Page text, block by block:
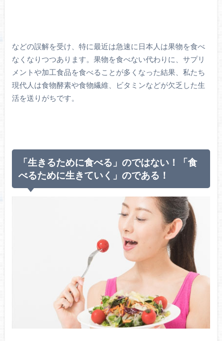
などの誤解を受け、特に最近は急速に日本人は果物を食べ
なくなりつつあります。果物を食べない代わりに、サプリ
メントや加工食品を食べることが多くなった結果、私たち
現代人は食物酵素や食物繊維、ビタミンなどが欠乏した生
活を送りがちです。
「生きるために食べる」のではない！「食
べるために生きていく」のである！